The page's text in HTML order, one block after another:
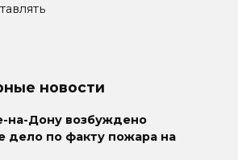
новости
на-Дону возбуждено
дело по факту пожара на